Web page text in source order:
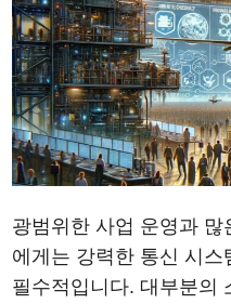
광범위한 사업 운영과 많
에게는 강력한 통신 시
필수적입니다. 대부분의